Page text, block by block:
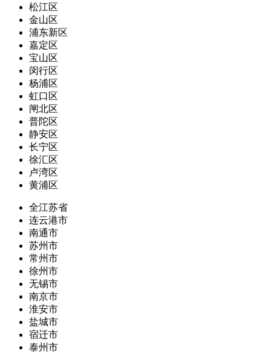
松江区
金山区
浦东新区
嘉定区
宝山区
闵行区
杨浦区
虹口区
闸北区
普陀区
静安区
长宁区
徐汇区
卢湾区
黄浦区
全江苏省
连云港市
南通市
苏州市
常州市
徐州市
无锡市
南京市
淮安市
盐城市
宿迁市
泰州市